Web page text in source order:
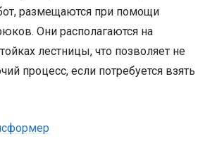
размещаются при помощи
Они располагаются на
лестницы, что позволяет не
процесс, если потребуется взять